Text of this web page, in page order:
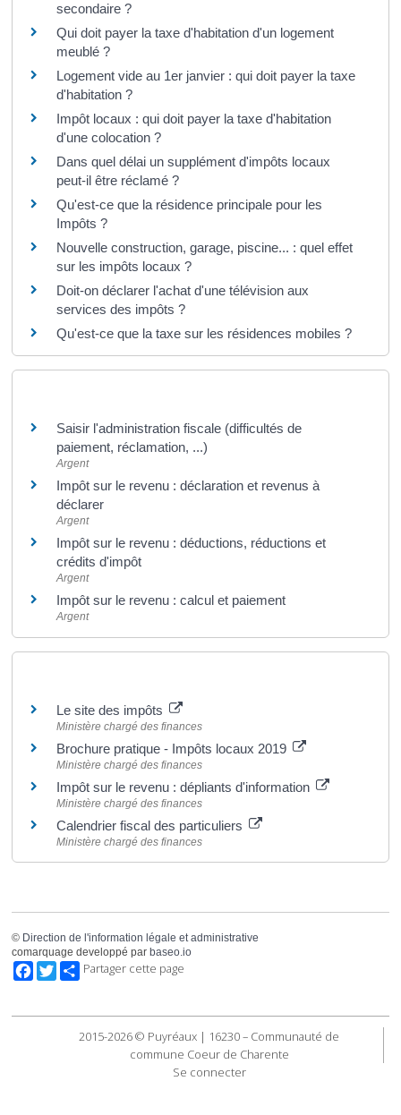
secondaire ?
Qui doit payer la taxe d'habitation d'un logement
meublé ?
Logement vide au 1er janvier : qui doit payer la taxe
d'habitation ?
Impôt locaux : qui doit payer la taxe d'habitation
d'une colocation ?
Dans quel délai un supplément d'impôts locaux
peut-il être réclamé ?
Qu'est-ce que la résidence principale pour les
Impôts ?
Nouvelle construction, garage, piscine... : quel effet
sur les impôts locaux ?
Doit-on déclarer l'achat d'une télévision aux
services des impôts ?
Qu'est-ce que la taxe sur les résidences mobiles ?
Saisir l'administration fiscale (difficultés de
paiement, réclamation, ...)
Argent
Impôt sur le revenu : déclaration et revenus à
déclarer
Argent
Impôt sur le revenu : déductions, réductions et
crédits d'impôt
Argent
Impôt sur le revenu : calcul et paiement
Argent
Le site des impôts
Ministère chargé des finances
Brochure pratique - Impôts locaux 2019
Ministère chargé des finances
Impôt sur le revenu : dépliants d'information
Ministère chargé des finances
Calendrier fiscal des particuliers
Ministère chargé des finances
© Direction de l'information légale et administrative
comarquage developpé par baseo.io
Facebook
TwitterPartager cette page
2015-2026 © Puyréaux | 16230 – Communauté de
commune Coeur de Charente
Se connecter